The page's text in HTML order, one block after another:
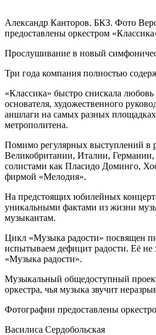
Александр Канторов. БКЗ. Фото
предоставлены оркестром
Прослушивание в новый
Три года компания полностью
«Классика» быстро снискала
основателя, художественного
аншлаги на самых разных
метрополитена.
Помимо регулярных выступлений в
Великобритании, Италии,
солистами как Пласидо Доминго,
фирмой «Мелодия».
На предстоящих юбилейных
уникальными фактами из жизни
музыкантам.
Цикл «Музыка радости» посвящен
испытываем дефицит радости. Её не
«Музыка радости».
Музыкальный общедоступный
оркестра, чья музыка звучит
Фотографии предоставлены
Василиса Сердобольская